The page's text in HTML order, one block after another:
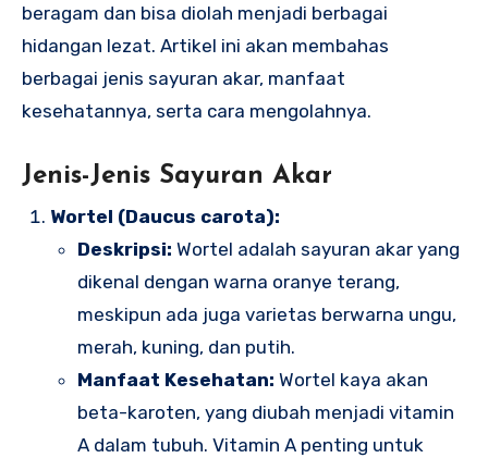
beragam dan bisa diolah menjadi berbagai
hidangan lezat. Artikel ini akan membahas
berbagai jenis sayuran akar, manfaat
kesehatannya, serta cara mengolahnya.
Jenis-Jenis Sayuran Akar
Wortel (Daucus carota):
Deskripsi: Wortel adalah sayuran akar yang
dikenal dengan warna oranye terang,
meskipun ada juga varietas berwarna ungu,
merah, kuning, dan putih.
Manfaat Kesehatan: Wortel kaya akan
beta-karoten, yang diubah menjadi vitamin
A dalam tubuh. Vitamin A penting untuk